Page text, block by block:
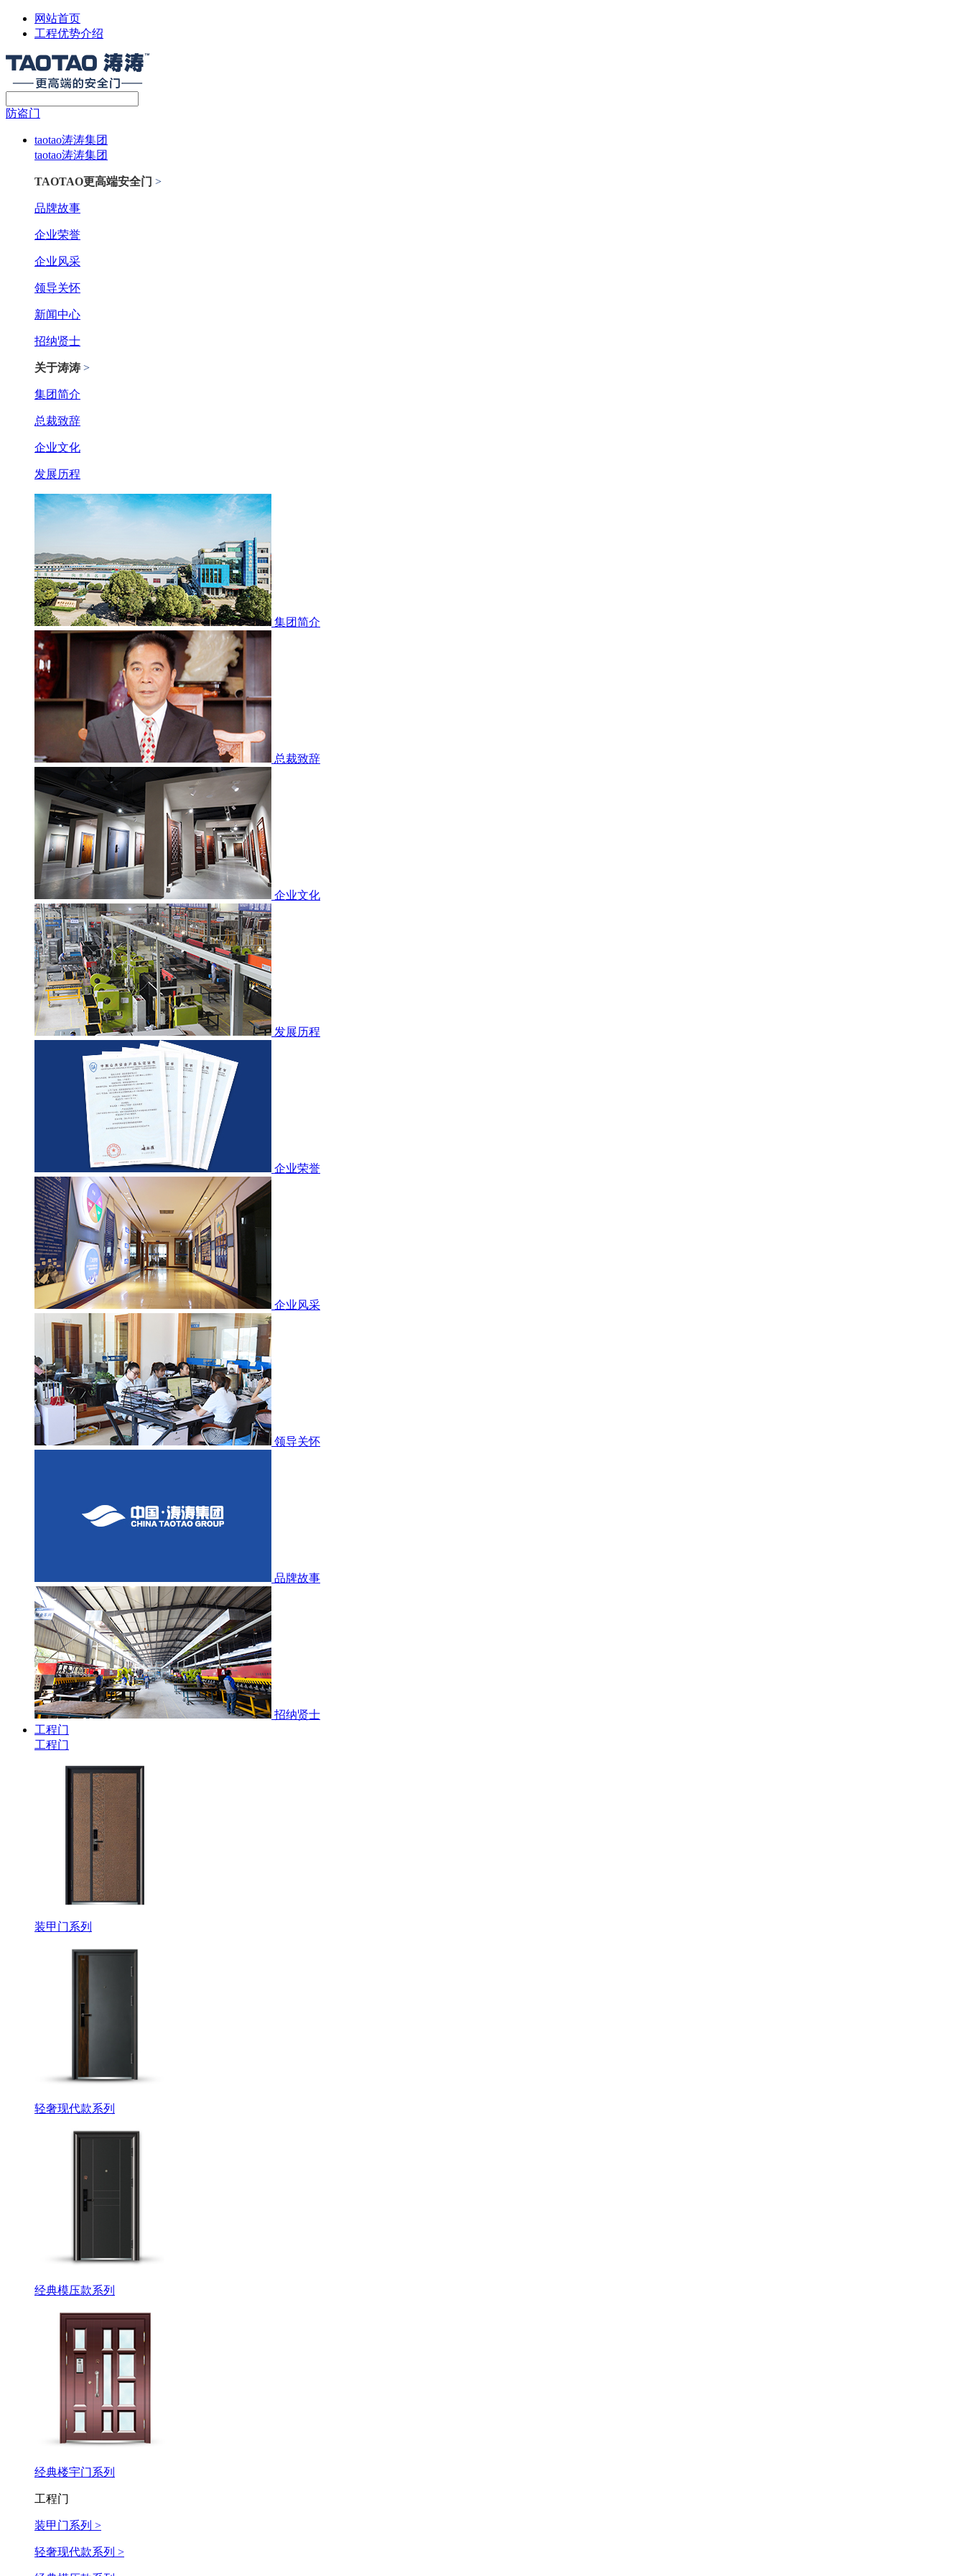
网站首页
工程优势介绍
防盗门
taotao涛涛集团
taotao涛涛集团
TAOTAO更高端安全门 >
品牌故事
企业荣誉
企业风采
领导关怀
新闻中心
招纳贤士
关于涛涛 >
集团简介
总裁致辞
企业文化
发展历程
集团简介
总裁致辞
企业文化
发展历程
企业荣誉
企业风采
领导关怀
品牌故事
招纳贤士
工程门
工程门
装甲门系列
轻奢现代款系列
经典模压款系列
经典楼宇门系列
工程门
装甲门系列 >
轻奢现代款系列 >